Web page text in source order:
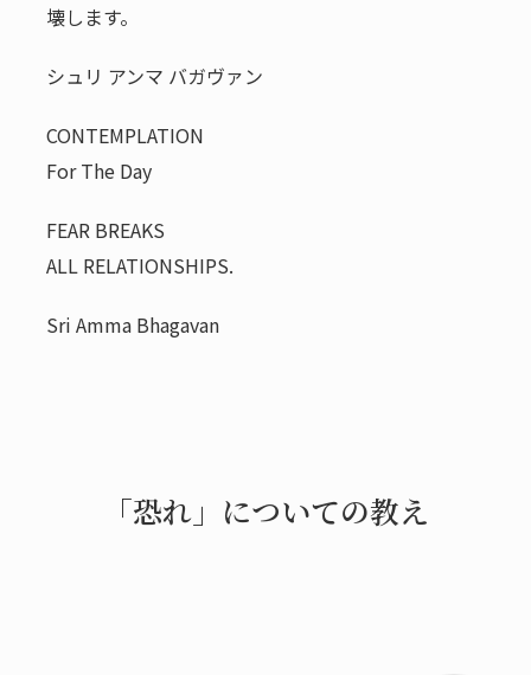
壊します。
シュリ アンマ バガヴァン
CONTEMPLATION
For The Day
FEAR BREAKS
ALL RELATIONSHIPS.
Sri Amma Bhagavan
「恐れ」についての教え